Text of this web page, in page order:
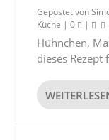
Gepostet von
Küche |0 |
Hühnchen,
dieses